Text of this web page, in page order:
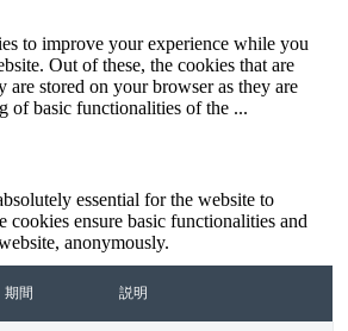
to improve your experience while you
Out of these, the cookies that are
are stored on your browser as they are
of basic functionalities of the ...
essential for the website to
cookies ensure basic functionalities and
anonymously.
期間 説明